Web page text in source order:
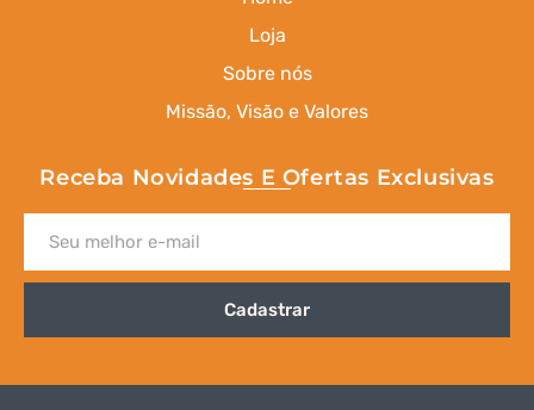
Loja
Sobre nós
Missão, Visão e Valores
Receba Novidades E Ofertas Exclusivas
Cadastrar